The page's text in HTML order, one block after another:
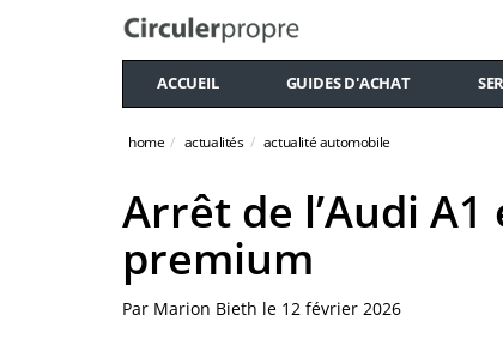
ACCUEIL GUIDES D'ACHAT
home actualités actualité automobile
Arrêt de l’Audi
premium
Par Marion Bieth le 12 février 2026